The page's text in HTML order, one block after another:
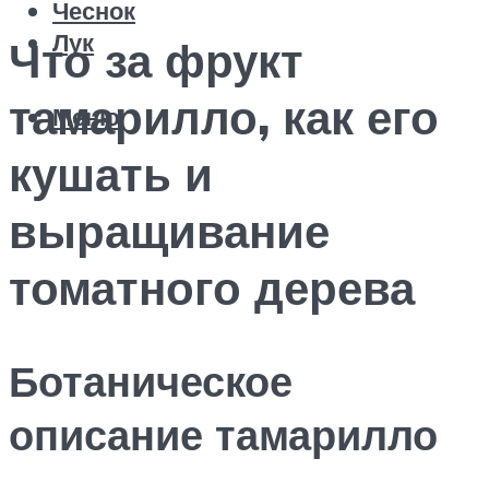
Чеснок
Лук
Меню
Что за фрукт
тамарилло, как его
кушать и
выращивание
томатного дерева
Ботаническое
описание тамарилло